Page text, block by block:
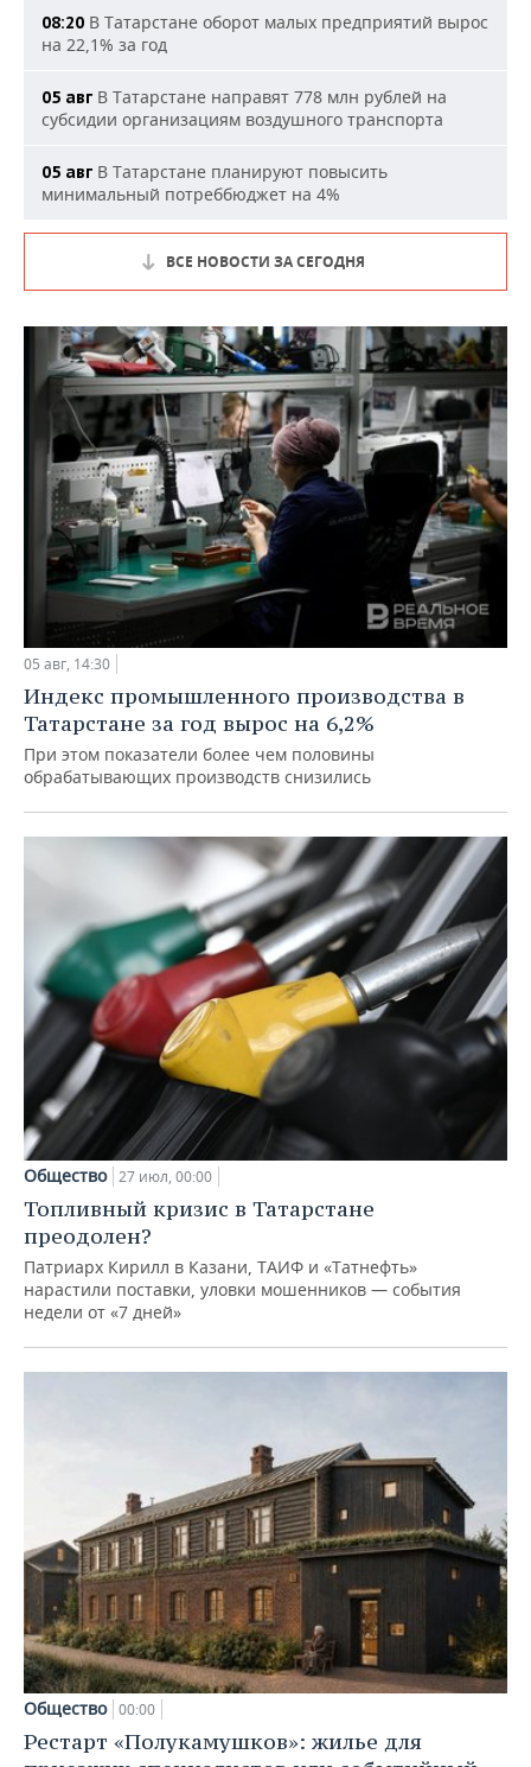
08:20 В Татарстане оборот малых предприятий вырос
на 22,1% за год
05 авг В Татарстане направят 778 млн рублей на
субсидии организациям воздушного транспорта
05 авг В Татарстане планируют повысить
минимальный потреббюджет на 4%
ВСЕ НОВОСТИ ЗА СЕГОДНЯ
05 авг, 14:30
Индекс промышленного производства в
Татарстане за год вырос на 6,2%
При этом показатели более чем половины
обрабатывающих производств снизились
Общество 27 июл, 00:00
Топливный кризис в Татарстане
преодолен?
Патриарх Кирилл в Казани, ТАИФ и «Татнефть»
нарастили поставки, уловки мошенников — события
недели от «7 дней»
Общество 00:00
Рестарт «Полукамушков»: жилье для